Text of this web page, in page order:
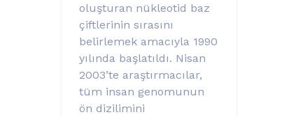
oluşturan nükleotid baz
çiftlerinin sırasını
belirlemek amacıyla 1990
yılında başlatıldı. Nisan
2003’te araştırmacılar,
tüm insan genomunun
ön dizilimini